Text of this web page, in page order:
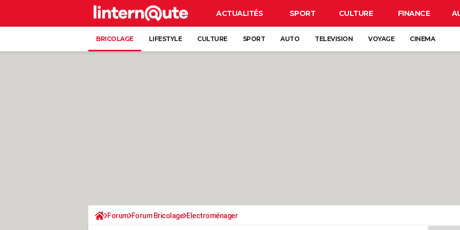
ACTUALITÉS SPORT CULTURE FINANCE
BRICOLAGE LIFESTYLE CULTURE SPORT AUTO TELEVISION VOYAGE CINEMA
Forum Forum Bricolage Electroménager